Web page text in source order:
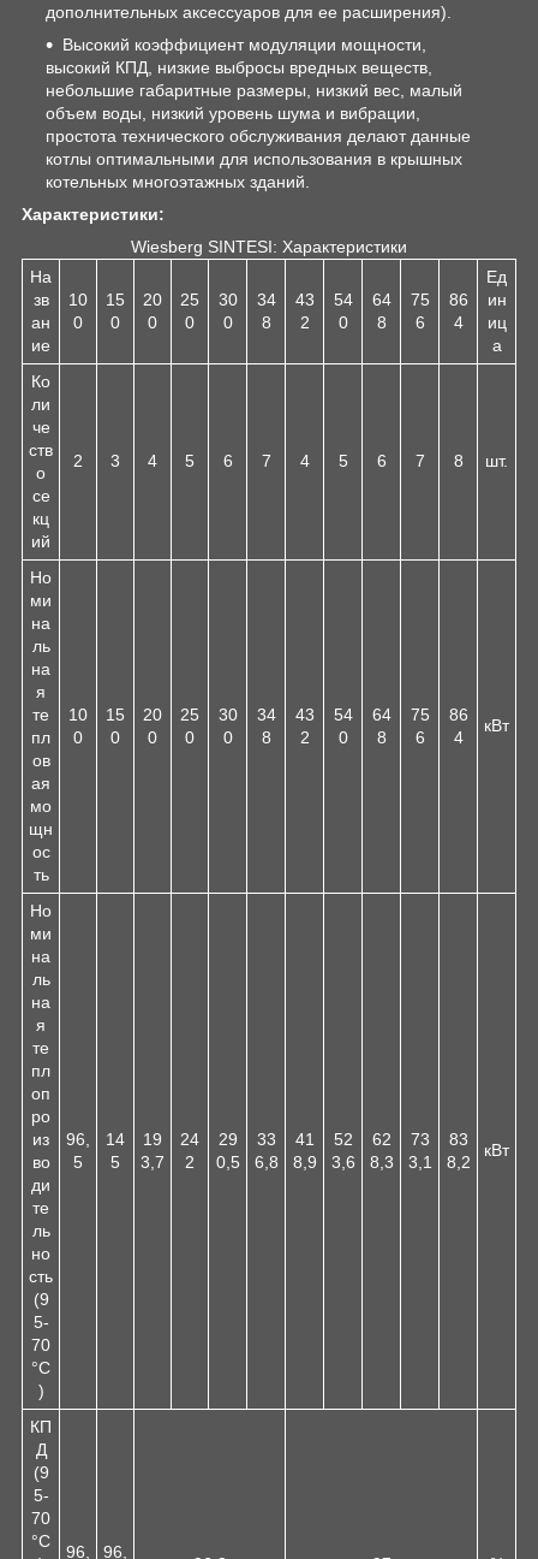
дополнительных аксессуаров для ее расширения).
Высокий коэффициент модуляции мощности,
высокий КПД, низкие выбросы вредных веществ,
небольшие габаритные размеры, низкий вес, малый
объем воды, низкий уровень шума и вибрации,
простота технического обслуживания делают данные
котлы оптимальными для использования в крышных
котельных многоэтажных зданий.
Характеристики:
Wiesberg SINTESI: Характеристики
На
зв
ан
ие
10
0
15
0
20
0
25
0
30
0
34
8
43
2
54
0
64
8
75
6
86
4
Ед
ин
иц
а
Ко
ли
че
ств
о
се
кц
ий
2 3 4 5 6 7 4 5 6 7 8 шт.
Но
ми
на
ль
на
я
те
пл
ов
ая
мо
щн
ос
ть
10
0
15
0
20
0
25
0
30
0
34
8
43
2
54
0
64
8
75
6
86
4
кВт
Но
ми
на
ль
на
я
те
пл
оп
ро
из
во
ди
те
ль
но
сть
(9
5-
70
°C
)
96,
5
14
5
19
3,7
24
2
29
0,5
33
6,8
41
8,9
52
3,6
62
8,3
73
3,1
83
8,2
кВт
КП
Д
(9
5-
70
°C
96,
96,